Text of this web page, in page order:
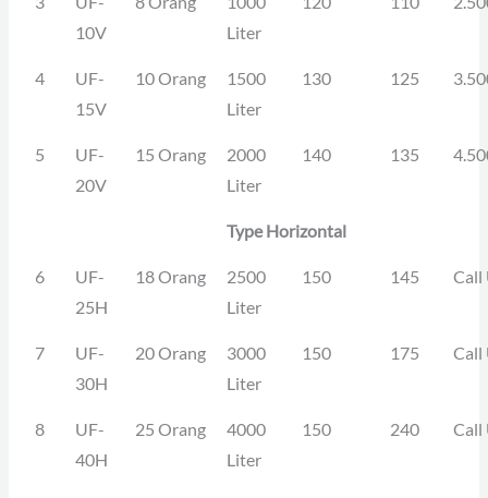
10V
Liter
4
UF-
15V
10 Orang
1500
Liter
130 125
5
UF-
20V
15 Orang
2000
Liter
140 135
Type Horizontal
6
UF-
25H
18 Orang
2500
Liter
150 145 Call
7
UF-
30H
20 Orang
3000
Liter
150 175 Call
8
UF-
40H
25 Orang
4000
Liter
150 240 Call